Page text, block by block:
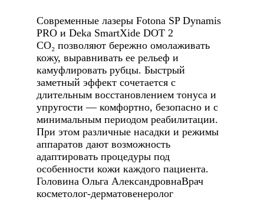
Современные лазеры Fotona SP Dynamis
PRO и Deka SmartXide DOT 2
CO₂ позволяют бережно омолаживать
кожу, выравнивать ее рельеф и
камуфлировать рубцы. Быстрый
заметный эффект сочетается с
длительным восстановлением тонуса и
упругости — комфортно, безопасно и с
минимальным периодом реабилитации.
При этом различные насадки и режимы
аппаратов дают возможность
адаптировать процедуры под
особенности кожи каждого пациента.
Головина Ольга АлександровнаВрач
косметолог-дерматовенеролог